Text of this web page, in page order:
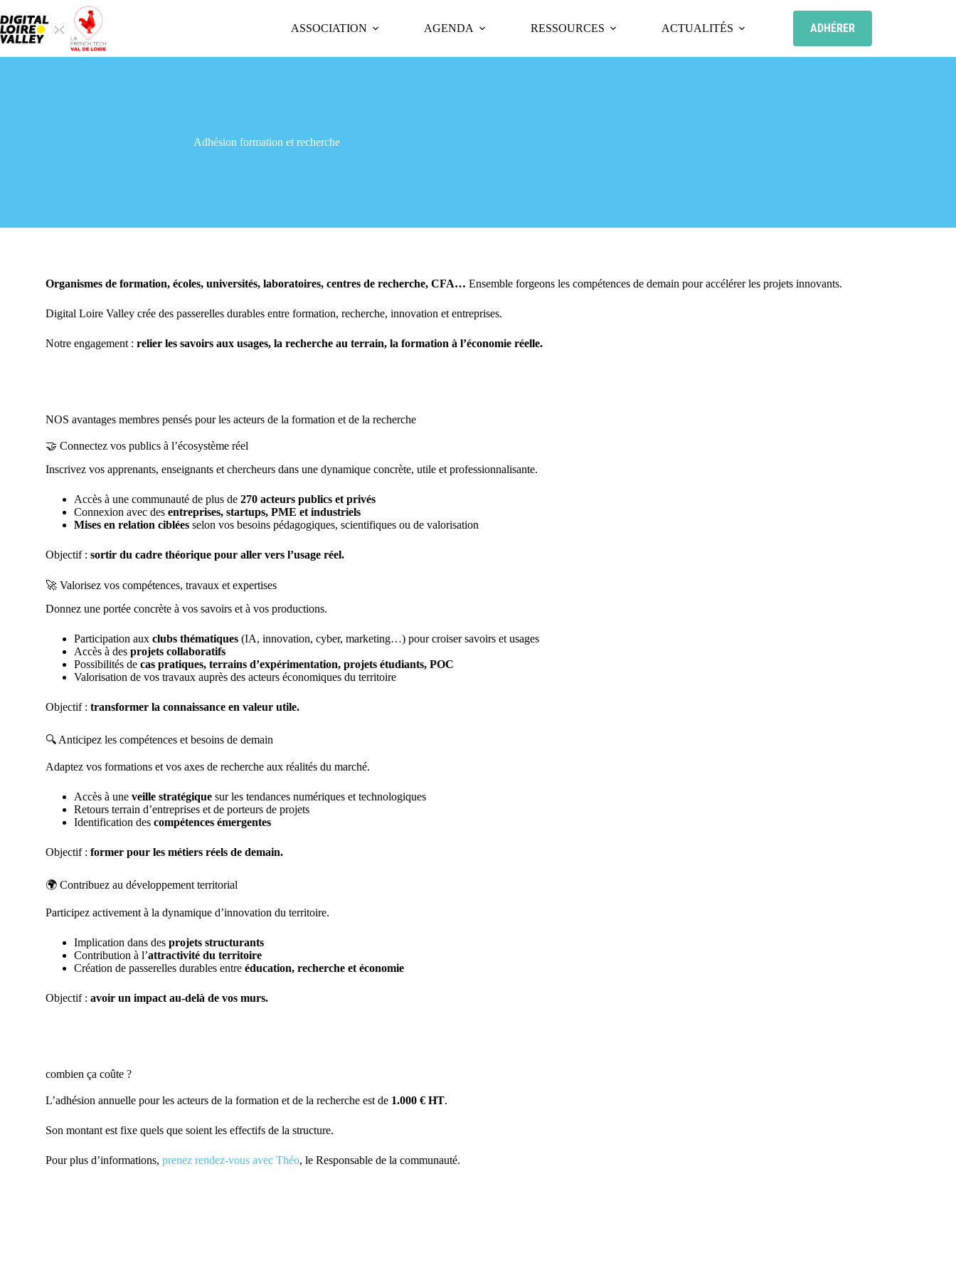
ASSOCIATION AGENDA RESSOURCES ACTUALITÉS ADHÉRER
Adhésion formation et recherche
Organismes de formation, écoles, universités, laboratoires, centres de recherche, CFA… Ensemble forgeons les compétences de demain pour accélérer les projets innovants.
Digital Loire Valley crée des passerelles durables entre formation, recherche, innovation et entreprises.
Notre engagement : relier les savoirs aux usages, la recherche au terrain, la formation à l’économie réelle.
NOS avantages membres pensés pour les acteurs de la formation et de la recherche
🤝 Connectez vos publics à l’écosystème réel
Inscrivez vos apprenants, enseignants et chercheurs dans une dynamique concrète, utile et professionnalisante.
Accès à une communauté de plus de 270 acteurs publics et privés
Connexion avec des entreprises, startups, PME et industriels
Mises en relation cibléesselon vos besoins pédagogiques, scientifiques ou de valorisation
Objectif : sortir du cadre théorique pour aller vers l’usage réel.
🚀 Valorisez vos compétences, travaux et expertises
Donnez une portée concrète à vos savoirs et à vos productions.
Participation aux clubs thématiques(IA, innovation, cyber, marketing…) pour croiser savoirs et usages
Accès à des projets collaboratifs
Possibilités de cas pratiques, terrains d’expérimentation, projets étudiants, POC
Valorisation de vos travaux auprès des acteurs économiques du territoire
Objectif : transformer la connaissance en valeur utile.
🔍 Anticipez les compétences et besoins de demain
Adaptez vos formations et vos axes de recherche aux réalités du marché.
Accès à une veille stratégiquesur les tendances numériques et technologiques
Retours terrain d’entreprises et de porteurs de projets
Identification des compétences émergentes
Objectif : former pour les métiers réels de demain.
🌍 Contribuez au développement territorial
Participez activement à la dynamique d’innovation du territoire.
Implication dans des projets structurants
Contribution à l’attractivité du territoire
Création de passerelles durables entre éducation, recherche et économie
Objectif : avoir un impact au-delà de vos murs.
combien ça coûte ?
L’adhésion annuelle pour les acteurs de la formation et de la recherche est de 1.000 € HT.
Son montant est fixe quels que soient les effectifs de la structure.
Pour plus d’informations, prenez rendez-vous avec Théo, le Responsable de la communauté.